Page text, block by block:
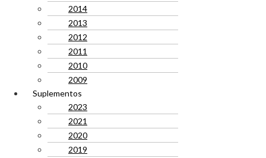
2014
2013
2012
2011
2010
2009
Suplementos
2023
2021
2020
2019